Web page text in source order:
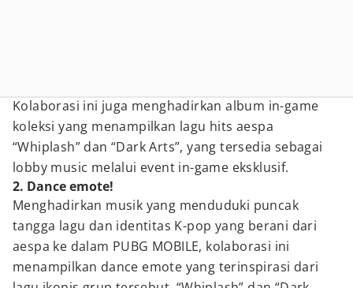
Kolaborasi ini juga menghadirkan album in-game
koleksi yang menampilkan lagu hits aespa
“Whiplash” dan “Dark Arts”, yang tersedia sebagai
lobby music melalui event in-game eksklusif.
2. Dance emote!
Menghadirkan musik yang menduduki puncak
tangga lagu dan identitas K-pop yang berani dari
aespa ke dalam PUBG MOBILE, kolaborasi ini
menampilkan dance emote yang terinspirasi dari